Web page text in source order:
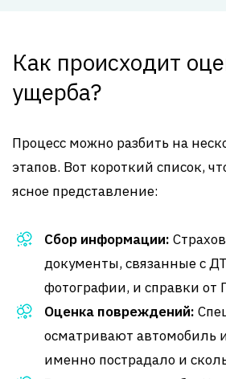
Как происходит
ущерба?
Процесс можно разбить на
этапов. Вот короткий список,
ясное представление:
Сбор информации:
документы, связанные с
фотографии, и справки от
Оценка повреждений:
осматривают автомобиль
именно пострадало и